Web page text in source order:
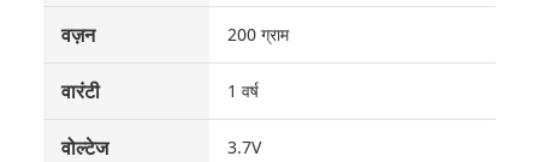
वज़न 200 ग्राम
वारंटी 1 वर्ष
वोल्टेज 3.7V